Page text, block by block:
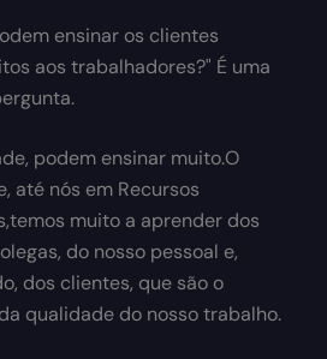
ensinar os clientes
aos trabalhadores?" É uma
podem ensinar muito.O
até nós em Recursos
muito a aprender dos
do nosso pessoal e,
dos clientes, que são o
qualidade do nosso trabalho.